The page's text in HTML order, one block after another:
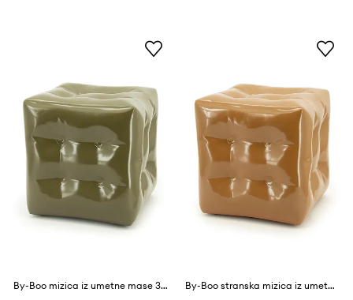
By-Boo mizica iz umetne mase 38 x 38 x 38 cm
By-Boo stranska mizica iz umetne mase 38 x 38 x 38 cm